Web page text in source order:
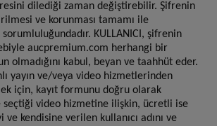
dilediği zaman değiştirebilir. Şifrenin
ve korunması tamamı ile
sorumluluğundadır. KULLANICI, şifrenin
aucpremium.com herhangi bir
olmadığını kabul, beyan ve taahhüt eder.
yayın ve/veya video hizmetlerinden
için, kayıt formunu doğru olarak
seçtiği video hizmetine ilişkin, ücretli ise
kendisine verilen kullanıcı adını ve